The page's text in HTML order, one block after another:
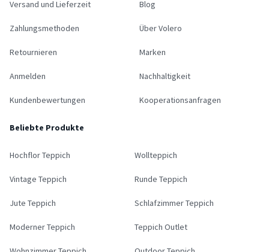
Versand und Lieferzeit
Zahlungsmethoden
Retournieren
Anmelden
Kundenbewertungen
Blog
Über Volero
Marken
Nachhaltigkeit
Kooperationsanfragen
Beliebte Produkte
Hochflor Teppich Wollteppich
Vintage Teppich Runde Teppich
Jute Teppich Schlafzimmer Teppich
Moderner Teppich Teppich Outlet